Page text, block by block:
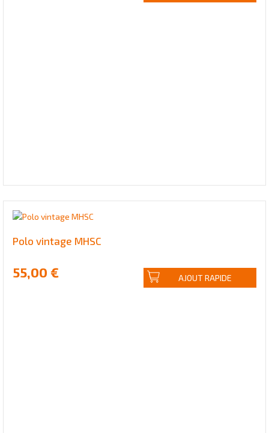
Polo vintage MHSC
55,00 € AJOUT RAPIDE